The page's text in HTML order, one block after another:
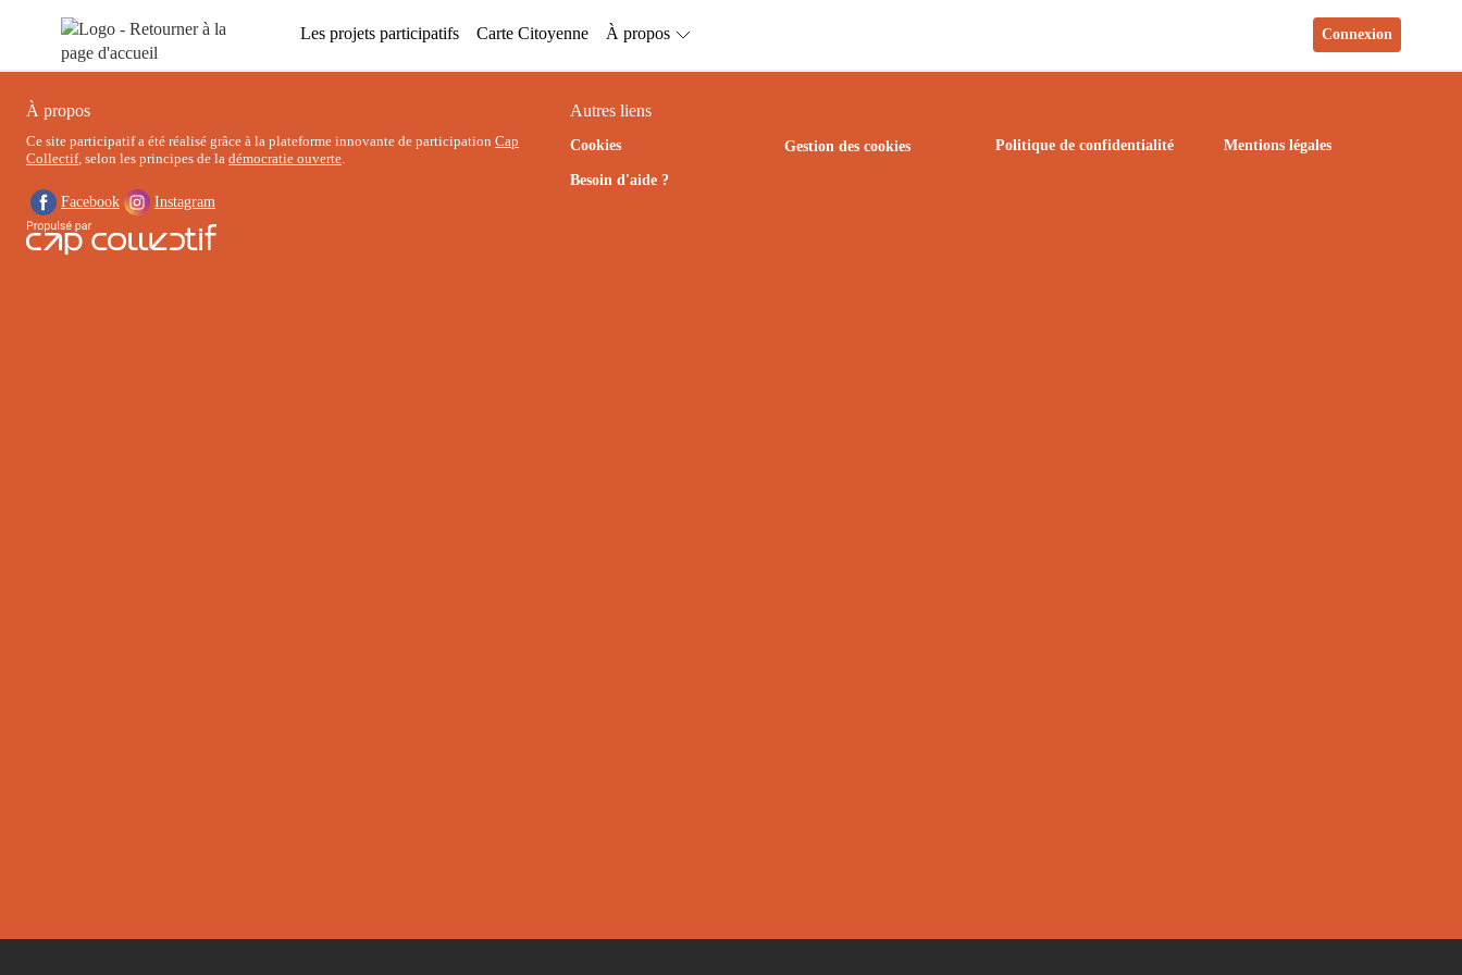
Aller au menu Aller au contenu
Les projets participatifs Carte Citoyenne À propos Connexion
À propos
Ce site participatif a été réalisé grâce à la plateforme innovante de participation Cap
Collectif, selon les principes de la démocratie ouverte.
Facebook Instagram
Autres liens
Cookies Gestion des cookies Politique de confidentialité Mentions légales
Besoin d'aide ?